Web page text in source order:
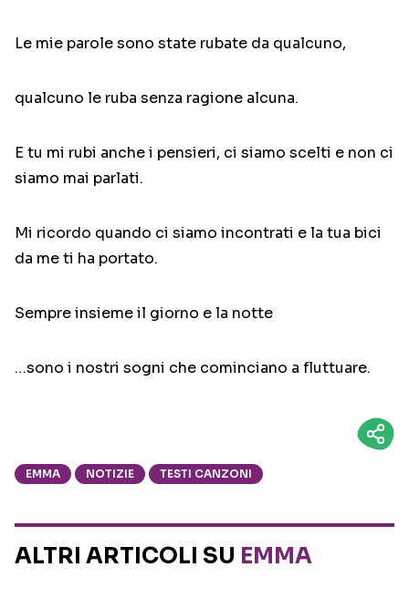
Le mie parole sono state rubate da qualcuno,
qualcuno le ruba senza ragione alcuna.
E tu mi rubi anche i pensieri, ci siamo scelti e non ci
siamo mai parlati.
Mi ricordo quando ci siamo incontrati e la tua bici
da me ti ha portato.
Sempre insieme il giorno e la notte
…sono i nostri sogni che cominciano a fluttuare.
EMMA NOTIZIE TESTI CANZONI
ALTRI ARTICOLI SU EMMA